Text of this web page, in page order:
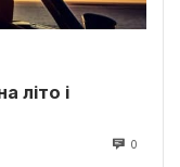
літо і
0